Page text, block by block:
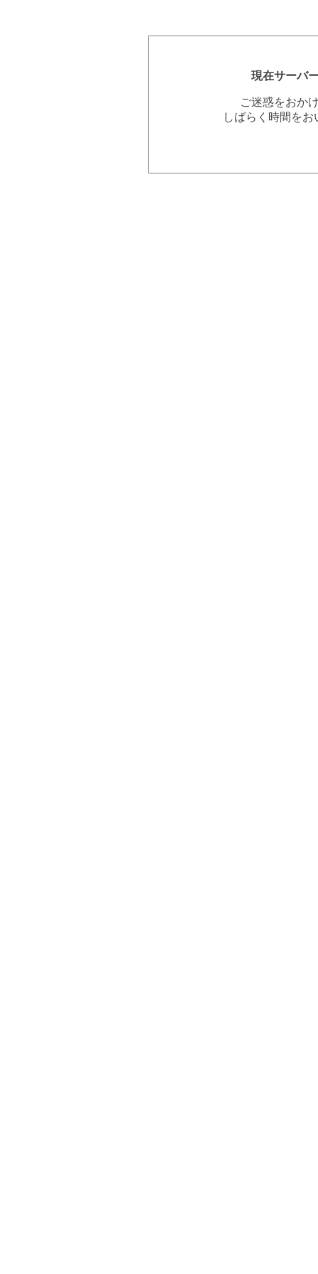
現在サーバ
ご迷惑をおか
しばらく時間を